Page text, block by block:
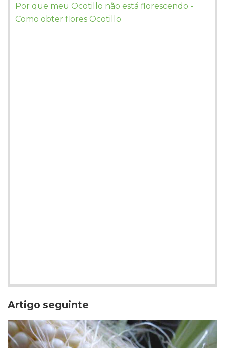
Por que meu Ocotillo não está florescendo -
Como obter flores Ocotillo
Artigo seguinte